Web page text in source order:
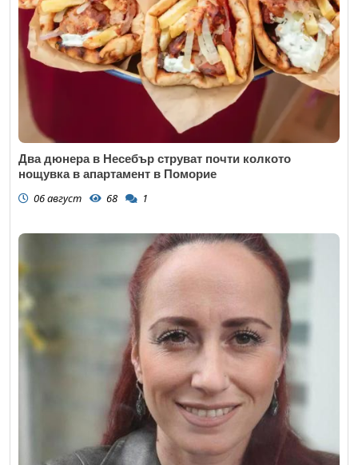
Два дюнера в Несебър струват почти колкото
нощувка в апартамент в Поморие
06 август 68 1